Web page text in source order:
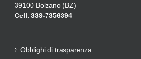
39100 Bolzano (BZ)
Cell. 339-7356394
Obblighi di trasparenza